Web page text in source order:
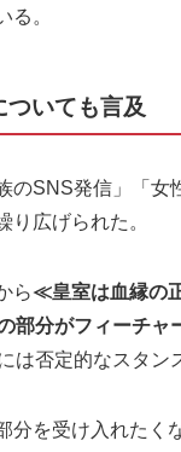
る。
ついても言及
SNS発信」「女
り広げられた。
ら≪皇室は血縁の
部分がフィーチ
は否定的なスタン
を受け入れたく